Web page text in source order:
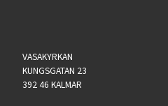
VASAKYRKAN
KUNGSGATAN 23
392 46 KALMAR